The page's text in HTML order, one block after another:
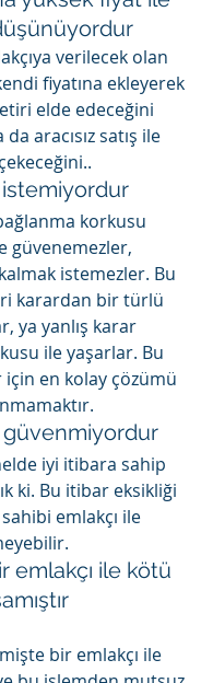
verilecek olan
fiyatına ekleyerek
elde edeceğini
aracısız satış ile
korkusu
güvenemezler,
istemezler. Bu
karardan bir türlü
ya yanlış karar
ile yaşarlar. Bu
en kolay çözümü
güvenmiyordur
iyi itibara sahip
ki. Bu itibar eksikliği
emlakçı ile
emlakçı ile kötü
bir emlakçı ile